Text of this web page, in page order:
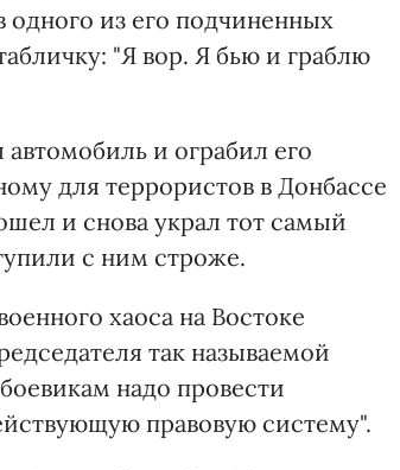
одного из его подчиненных
"Я вор. Я бью и граблю
и ограбил его
для террористов в Донбассе
и снова украл тот самый
с ним строже.
хаоса на Востоке
так называемой
надо провести
правовую систему".